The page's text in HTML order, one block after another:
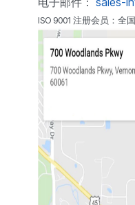
ISO 9001 注册会员：全